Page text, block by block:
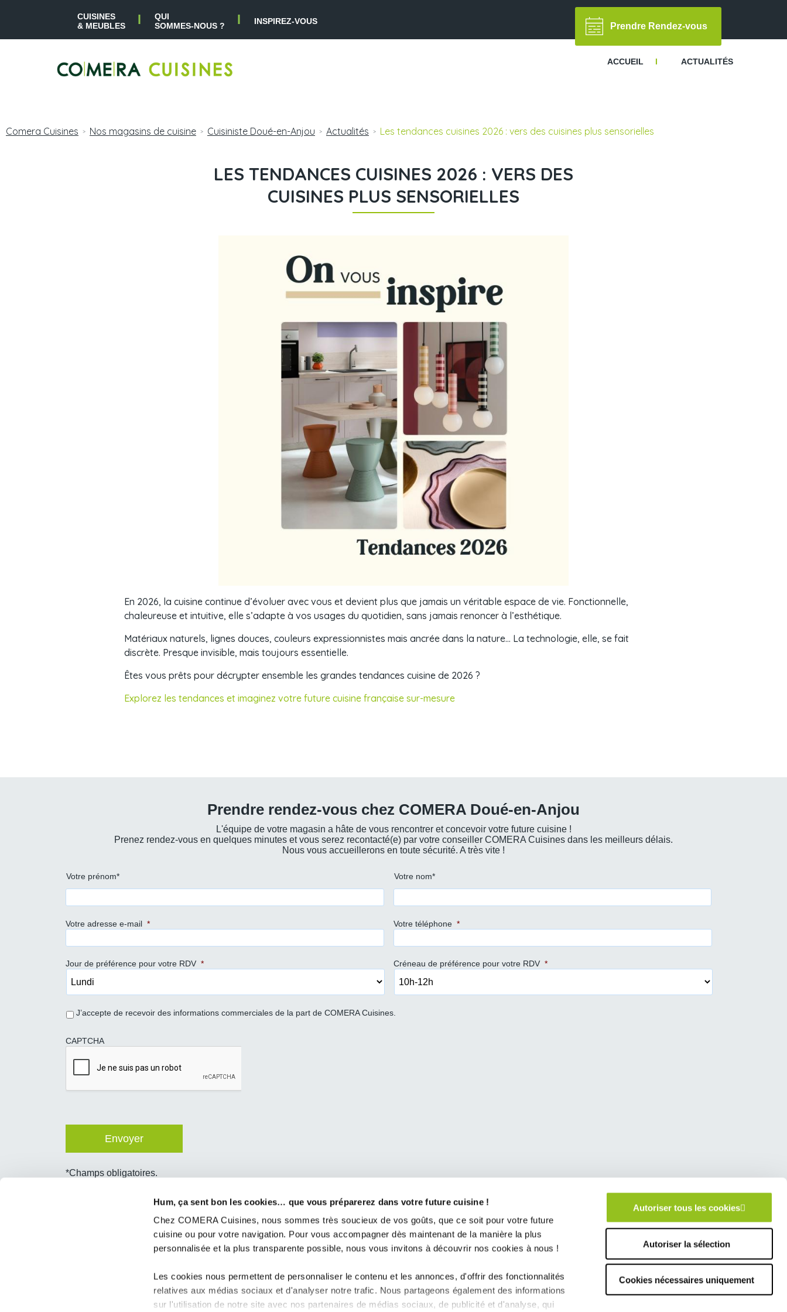
Hum, ça sent bon les cookies… que vous préparerez dans votre future cuisine !
Chez COMERA Cuisines, nous sommes très soucieux de vos goûts, que ce soit pour votre future
cuisine ou pour votre navigation. Pour vous accompagner dès maintenant de la manière la plus
personnalisée et la plus transparente possible, nous vous invitons à découvrir nos cookies à nous !
Les cookies nous permettent de personnaliser le contenu et les annonces, d'offrir des fonctionnalités
relatives aux médias sociaux et d'analyser notre trafic. Nous partageons également des informations
sur l'utilisation de notre site avec nos partenaires de médias sociaux, de publicité et d'analyse, qui
Autoriser tous les cookies
Autoriser la sélection
Cookies nécessaires uniquement
CUISINES
& MEUBLES
QUI
SOMMES-NOUS ?
INSPIREZ-VOUS Prendre Rendez-vous
ACCUEIL I ACTUALITÉS
Comera Cuisines > Nos magasins de cuisine > Cuisiniste Doué-en-Anjou > Actualités > Les tendances cuisines 2026 : vers des cuisines plus sensorielles
LES TENDANCES CUISINES 2026 : VERS DES
CUISINES PLUS SENSORIELLES
En 2026, la cuisine continue d’évoluer avec vous et devient plus que jamais un véritable espace de vie. Fonctionnelle,
chaleureuse et intuitive, elle s’adapte à vos usages du quotidien, sans jamais renoncer à l’esthétique.
Matériaux naturels, lignes douces, couleurs expressionnistes mais ancrée dans la nature… La technologie, elle, se fait
discrète. Presque invisible, mais toujours essentielle.
Êtes vous prêts pour décrypter ensemble les grandes tendances cuisine de 2026 ?
Explorez les tendances et imaginez votre future cuisine française sur-mesure
Prendre rendez-vous chez COMERA Doué-en-Anjou
L'équipe de votre magasin a hâte de vous rencontrer et concevoir votre future cuisine !
Prenez rendez-vous en quelques minutes et vous serez recontacté(e) par votre conseiller COMERA Cuisines dans les meilleurs délais.
Nous vous accueillerons en toute sécurité. A très vite !
et
nom *
Votre prénom* Votre nom*
Votre adresse e-mail * Votre téléphone *
Jour de préférence pour votre RDV * Créneau de préférence pour votre RDV *
J’accepte de recevoir des informations commerciales de la part de COMERA Cuisines.
CAPTCHA
*Champs obligatoires.
concernent, que vous pouvez exercer en vous adressant à Cuisines Design Industries – Service Marketing Consommateur et Communication - Route de
Nantes – 85660 Saint Philbert de Bouaine ou par mail àdpo@cd-ind.com
ZA la Saulaie, 980 Rue de la Croix Germain
Doué-en-Anjou
Votre magasin COMERA Cuisines à Doué la Fontaine
(49)
Nos Réalisations
Actualités